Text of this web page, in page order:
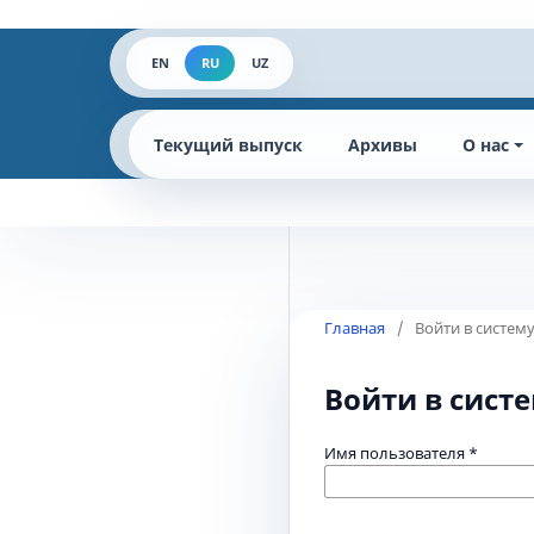
EN RU UZ
Текущий выпуск Архивы О нас
Главная / Войти в систему
Войти в
Имя пользователя *